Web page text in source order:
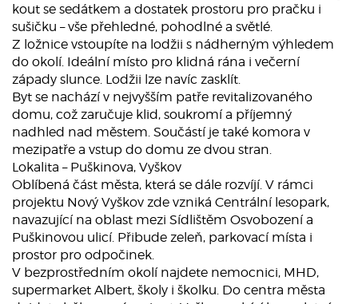
kout se sedátkem a dostatek prostoru pro pračku i
sušičku – vše přehledné, pohodlné a světlé.
Z ložnice vstoupíte na lodžii s nádherným výhledem
do okolí. Ideální místo pro klidná rána i večerní
západy slunce. Lodžii lze navíc zasklít.
Byt se nachází v nejvyšším patře revitalizovaného
domu, což zaručuje klid, soukromí a příjemný
nadhled nad městem. Součástí je také komora v
mezipatře a vstup do domu ze dvou stran.
Lokalita – Puškinova, Vyškov
Oblíbená část města, která se dále rozvíjí. V rámci
projektu Nový Vyškov zde vzniká Centrální lesopark,
navazující na oblast mezi Sídlištěm Osvobození a
Puškinovou ulicí. Přibude zeleň, parkovací místa i
prostor pro odpočinek.
V bezprostředním okolí najdete nemocnici, MHD,
supermarket Albert, školy i školku. Do centra města